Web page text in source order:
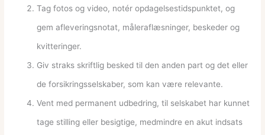
Tag fotos og video, notér opdagelsestidspunktet, og
gem afleveringsnotat, måleraflæsninger, beskeder og
kvitteringer.
Giv straks skriftlig besked til den anden part og det eller
de forsikringsselskaber, som kan være relevante.
Vent med permanent udbedring, til selskabet har kunnet
tage stilling eller besigtige, medmindre en akut indsats